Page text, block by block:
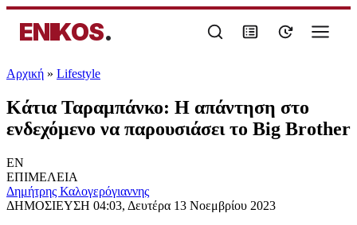
ENIKOS.
Αρχική » Lifestyle
Κάτια Ταραμπάνκο: Η απάντηση στο
ενδεχόμενο να παρουσιάσει το Big Brother
EN
ΕΠΙΜΕΛΕΙΑ
Δημήτρης Καλογερόγιαννης
ΔΗΜΟΣΙΕΥΣΗ 04:03, Δευτέρα 13 Νοεμβρίου 2023